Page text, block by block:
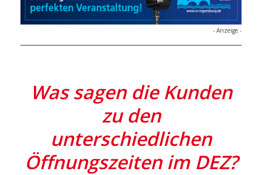
- Anzeige -
Was sagen die Kunden
zu den
unterschiedlichen
Öffnungszeiten im DEZ?